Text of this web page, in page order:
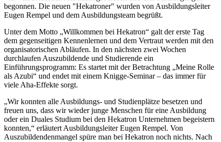
begonnen. Die neuen "Hekatroner" wurden von Ausbildungsleiter
Eugen Rempel und dem Ausbildungsteam begrüßt.
Unter dem Motto „Willkommen bei Hekatron“ galt der erste Tag
dem gegenseitigen Kennenlernen und dem Vertraut werden mit den
organisatorischen Abläufen. In den nächsten zwei Wochen
durchlaufen Auszubildende und Studierende ein
Einführungsprogramm: Es startet mit der Betrachtung „Meine Rolle
als Azubi“ und endet mit einem Knigge-Seminar – das immer für
viele Aha-Effekte sorgt.
„Wir konnten alle Ausbildungs- und Studienplätze besetzen und
freuen uns, dass wir wieder junge Menschen für eine Ausbildung
oder ein Duales Studium bei den Hekatron Unternehmen begeistern
konnten,“ erläutert Ausbildungsleiter Eugen Rempel. Von
Auszubildendenmangel spüre man bei Hekatron noch nichts. Nach